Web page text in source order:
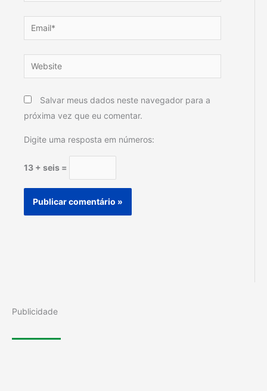
Email*
Website
Salvar meus dados neste navegador para a
próxima vez que eu comentar.
Digite uma resposta em números:
13 + seis =
Publicidade